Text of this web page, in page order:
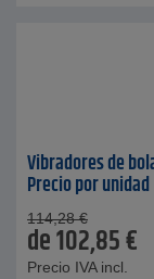
Vibradores de
Precio por unidad
114,28 €
de102,85€
Precio IVA incl.